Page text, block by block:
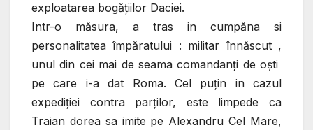
exploatarea bogăţiilor Daciei.
Intr-o măsura, a tras in cumpăna si
personalitatea împăratului : militar înnăscut ,
unul din cei mai de seama comandanţi de oşti
pe care i-a dat Roma. Cel puţin in cazul
expediţiei contra parţilor, este limpede ca
Traian dorea sa imite pe Alexandru Cel Mare,